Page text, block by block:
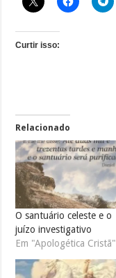
Curtir isso:
Relacionado
O santuário celeste e o
juízo investigativo
Em "Apologética Cristã"